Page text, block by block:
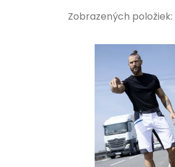
Zobrazených položiek: